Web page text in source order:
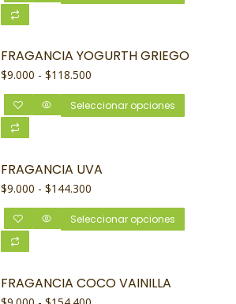
FRAGANCIA YOGURTH GRIEGO
$9.000 - $118.500
Seleccionar opciones
FRAGANCIA UVA
$9.000 - $144.300
Seleccionar opciones
FRAGANCIA COCO VAINILLA